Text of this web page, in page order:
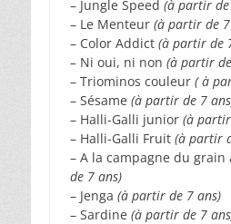
– Jungle Speed (à partir de
– Le Menteur (à partir de
– Color Addict (à partir de
– Ni oui, ni non (à partir
– Triominos couleur( à
– Sésame (à partir de 7
– Halli-Galli junior (à
– Halli-Galli Fruit(à partir
– A la campagne du grain
de 7 ans)
– Jenga (à partir de 7 ans)
– Sardine (à partir de 7